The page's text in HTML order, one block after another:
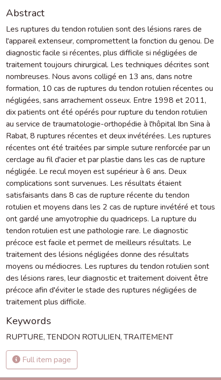
Abstract
Les ruptures du tendon rotulien sont des lésions rares de
l'appareil extenseur, compromettent la fonction du genou. De
diagnostic facile si récentes, plus difficile si négligées de
traitement toujours chirurgical. Les techniques décrites sont
nombreuses. Nous avons colligé en 13 ans, dans notre
formation, 10 cas de ruptures du tendon rotulien récentes ou
négligées, sans arrachement osseux. Entre 1998 et 2011,
dix patients ont été opérés pour rupture du tendon rotulien
au service de traumatologie-orthopédie à l'hôpital Ibn Sina à
Rabat, 8 ruptures récentes et deux invétérées. Les ruptures
récentes ont été traitées par simple suture renforcée par un
cerclage au fil d'acier et par plastie dans les cas de rupture
négligée. Le recul moyen est supérieur à 6 ans. Deux
complications sont survenues. Les résultats étaient
satisfaisants dans 8 cas de rupture récente du tendon
rotulien et moyens dans les 2 cas de rupture invétéré et tous
ont gardé une amyotrophie du quadriceps. La rupture du
tendon rotulien est une pathologie rare. Le diagnostic
précoce est facile et permet de meilleurs résultats. Le
traitement des lésions négligées donne des résultats
moyens ou médiocres. Les ruptures du tendon rotulien sont
des lésions rares, leur diagnostic et traitement doivent être
précoce afin d'éviter le stade des ruptures négligées de
traitement plus difficile.
Keywords
RUPTURE,TENDON ROTULIEN,TRAITEMENT
Full item page